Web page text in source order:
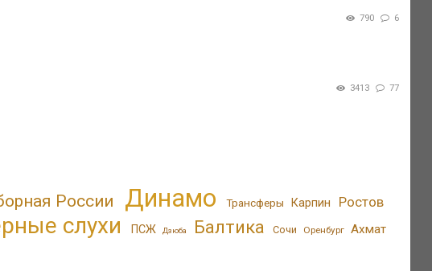
790 6
3413 77
России Динамо Трансферы Карпин Ростов
слухи ПСЖ Дзюба Балтика Сочи Оренбург Ахмат